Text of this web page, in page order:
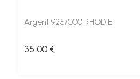
Argent 925/000 RHODIE
35.00 €